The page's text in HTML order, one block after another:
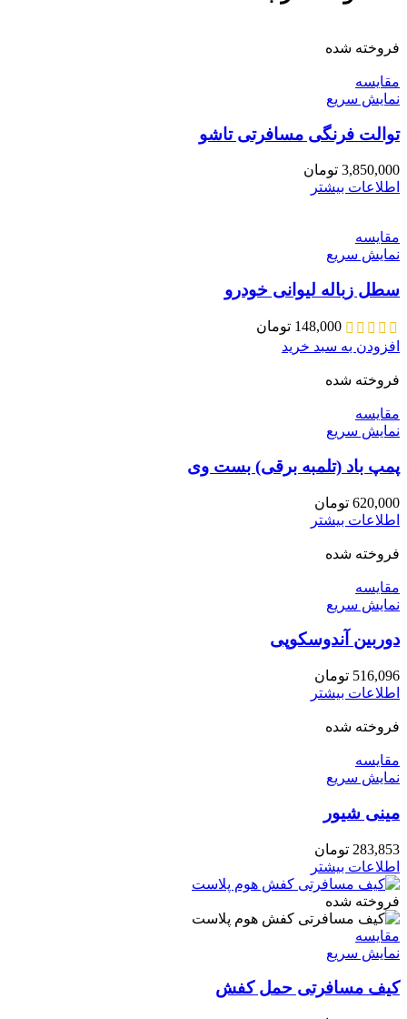
فروخته شده
مقايسه
نمایش سریع
توالت فرنگی مسافرتی تاشو
3,850,000 تومان
اطلاعات بیشتر
مقايسه
نمایش سریع
سطل زباله لیوانی خودرو
148,000 تومان
افزودن به سبد خرید
فروخته شده
مقايسه
نمایش سریع
پمپ باد (تلمبه برقی) بست وی
620,000 تومان
اطلاعات بیشتر
فروخته شده
مقايسه
نمایش سریع
دوربین آندوسکوپی
516,096 تومان
اطلاعات بیشتر
فروخته شده
مقايسه
نمایش سریع
مینی شیور
283,853 تومان
اطلاعات بیشتر
فروخته شده
مقايسه
نمایش سریع
کیف مسافرتی حمل کفش